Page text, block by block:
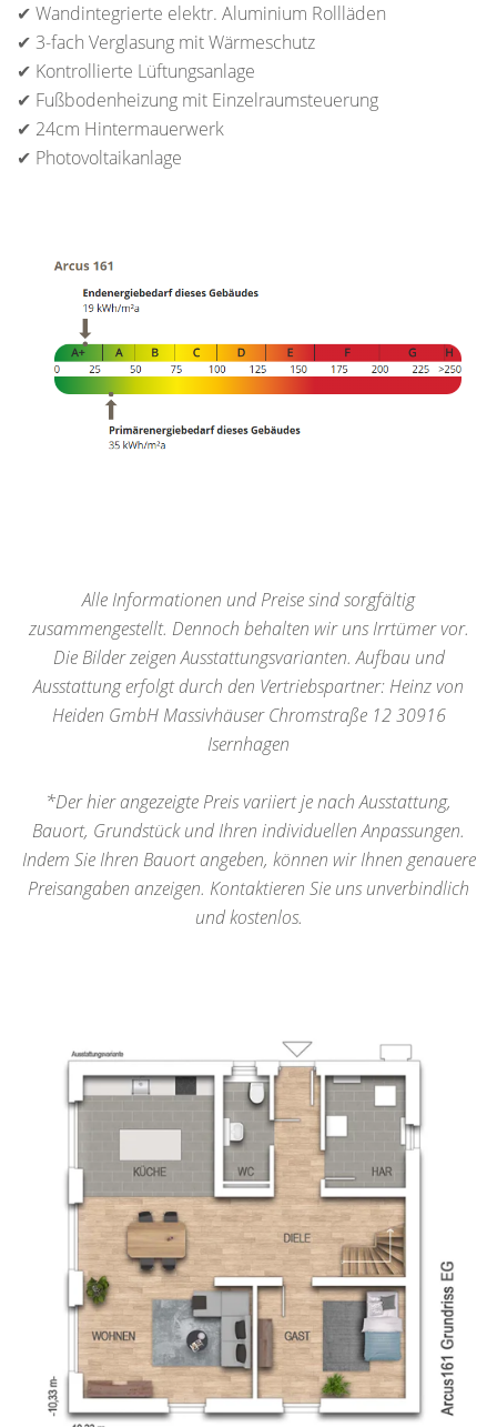
✔ Wandintegrierte elektr. Aluminium Rollläden
✔ 3-fach Verglasung mit Wärmeschutz
✔ Kontrollierte Lüftungsanlage
✔ Fußbodenheizung mit Einzelraumsteuerung
✔ 24cm Hintermauerwerk
✔ Photovoltaikanlage
Alle Informationen und Preise sind sorgfältig
zusammengestellt. Dennoch behalten wir uns Irrtümer vor.
Die Bilder zeigen Ausstattungsvarianten. Aufbau und
Ausstattung erfolgt durch den Vertriebspartner: Heinz von
Heiden GmbH Massivhäuser Chromstraße 12 30916
Isernhagen
*Der hier angezeigte Preis variiert je nach Ausstattung,
Bauort, Grundstück und Ihren individuellen Anpassungen.
Indem Sie Ihren Bauort angeben, können wir Ihnen genauere
Preisangaben anzeigen. Kontaktieren Sie uns unverbindlich
und kostenlos.